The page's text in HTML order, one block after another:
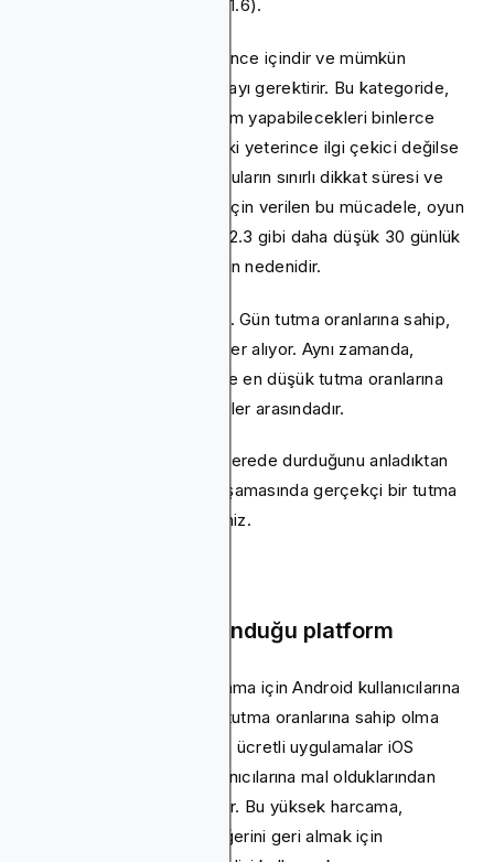
anlamına gelir (yaklaşık% 11.6).
Oyun uygulamaları ise eğlence içindir ve mümkün
olduğunca sık oturum açmayı gerektirir. Bu kategoride,
kullanıcılar aralarından seçim yapabilecekleri binlerce
seçeneğe sahiptir ve sizinki yeterince ilgi çekici değilse
kolayca sıkılabilirler. Oyuncuların sınırlı dikkat süresi ve
daha ilgi çekici UX arzusu için verilen bu mücadele, oyun
uygulamalarının yaklaşık% 2.3 gibi daha düşük 30 günlük
tutma oranını kaydetmesinin nedenidir.
Haber sektörü en yüksek 1. Gün tutma oranlarına sahip,
iOS'% 35.88 ile ilk sırada yer alıyor. Aynı zamanda,
aksiyon oyunları Android'de en düşük tutma oranlarına
sahiptir, ancak iOS'ta en iyiler arasındadır.
Sektörünüzün bu ölçekte nerede durduğunu anladıktan
sonra, büyüme planlama aşamasında gerçekçi bir tutma
oranı ölçütü belirleyebilirsiniz.
Uygulamanızın bulunduğu platform
iOS kullanıcıları, aynı uygulama için Android kullanıcılarına
kıyasla biraz daha yüksek tutma oranlarına sahip olma
eğilimindedir. Genel olarak, ücretli uygulamalar iOS
kullanıcılarına Android kullanıcılarına mal olduklarından
biraz daha pahalıya mal olur. Bu yüksek harcama,
kullanıcıların paralarının değerini geri almak için